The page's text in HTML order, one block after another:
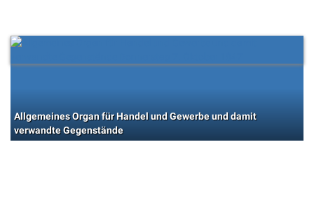
Allgemeines Organ für Handel und Gewerbe und damit
verwandte Gegenstände